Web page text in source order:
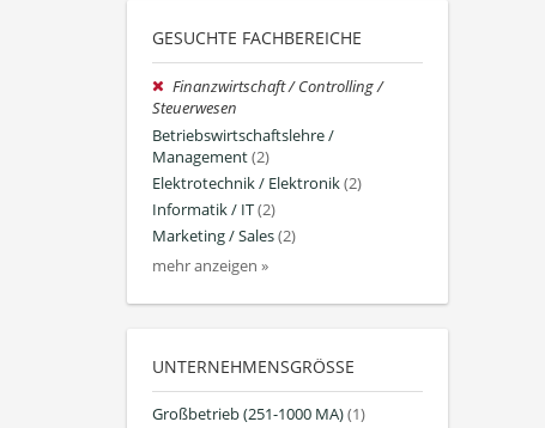
GESUCHTE FACHBEREICHE
Finanzwirtschaft / Controlling /
Steuerwesen
Betriebswirtschaftslehre /
Management(2)
Elektrotechnik / Elektronik(2)
Informatik / IT(2)
Marketing / Sales(2)
mehr anzeigen »
UNTERNEHMENSGRÖSSE
Großbetrieb (251-1000 MA)(1)